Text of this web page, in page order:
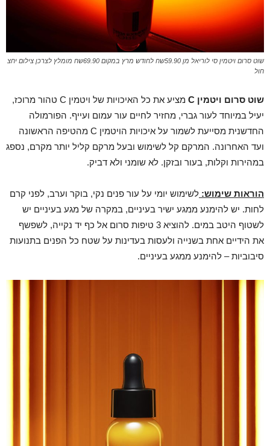
שוט סרום ויטמין סי לוריאל מן 59.90שח לחודש מרץ במקום 69.90שח מומלץ לצרכן צילום יחצ
חול
שוט סרום ויטמין C
מציע את כל האיכויות של ויטמין C טהור מרוכז,
יעיל במיוחד לעור גברי, מחזיר לחיים עור עמום ועייף. הפורמולה
החדשנית מסייעת לשמור על איכויות הויטמין C מהטיפה הראשונה
ועד האחרונה. המרקם קל לשימוש ובעל מרקם קליל יותר מקרם, נספג
במהירות וקלות, בעור ובזקן. לא שומני ולא דביק.
הוראות שימוש: לשימוש יומי על עור פנים נקי, בוקר וערב, לפני קרם
לחות. יש להימנע ממגע ישיר בעיניים, במקרה של מגע בעיניים יש
לשטוף היטב במים. להוציא 3 טיפות סרום אל כף יד נקייה, לשפשף
את הידיים אחת בשנייה ולעסות בעדינות על שטח כל הפנים בתנועות
סיבוביות – להימנע ממגע בעיניים.